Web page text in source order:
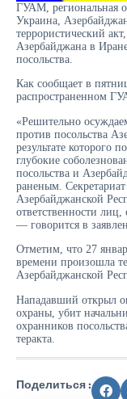
ГУАМ, региональная
Украина,
террористический
Азербайджана в
посольства.
Как сообщает в
распространенном
«Решительно
против посольства
результате которого
глубокие
посольства и
раненым.
Азербайджанской
ответственности
— говорится в
Отметим, что 27
времени произошла
Азербайджанской
Нападавший открыл
охраны, убит
охранников
теракта.
Поделиться :